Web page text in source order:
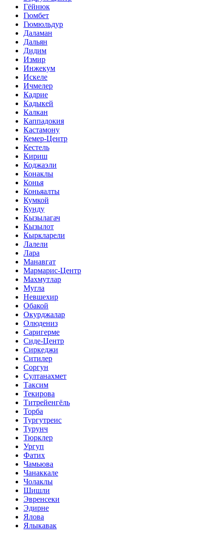
Гёйнюк
Гюмбет
Гюмюльдур
Даламан
Дальян
Дидим
Измир
Инжекум
Искеле
Ичмелер
Кадрие
Кадыкей
Калкан
Каппадокия
Кастамону
Кемер-Центр
Кестель
Кириш
Коджаэли
Конаклы
Конья
Коньяалты
Кумкой
Кунду
Кызылагач
Кызылот
Кыркларели
Лалели
Лара
Манавгат
Мармарис-Центр
Махмутлар
Мугла
Невшехир
Обакой
Окурджалар
Олюдениз
Саригерме
Сиде-Центр
Сиркеджи
Ситилер
Соргун
Султанахмет
Таксим
Текирова
Титрейенгёль
Торба
Тургутреис
Турунч
Тюрклер
Ургуп
Фатих
Чамьюва
Чанаккале
Чолаклы
Шишли
Эвренсеки
Эдирне
Ялова
Ялыкавак